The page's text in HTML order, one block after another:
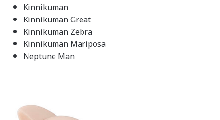
Kinnikuman
Kinnikuman Great
Kinnikuman Zebra
Kinnikuman Mariposa
Neptune Man